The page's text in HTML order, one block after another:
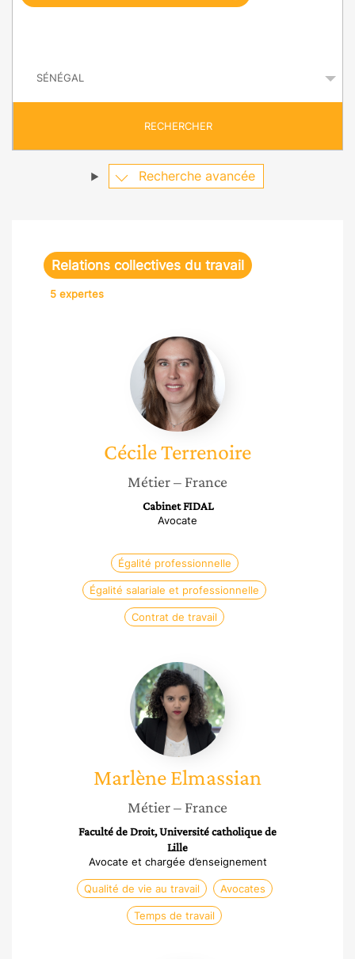
ê
e
RECHERCHER
Recherche avancée
Relations collectives du travail
5 expertes
Cécile
Terrenoire
CécileTerrenoire
Métier– France
Cabinet FIDAL
Avocate
Égalité professionnelle
Égalité salariale et professionnelle
Contrat de travail
Marlène
Elmassian
MarlèneElmassian
Métier– France
Faculté de Droit, Université catholique de
Lille
Avocate et chargée d’enseignement
Qualité de vie au travail Avocates
Temps de travail